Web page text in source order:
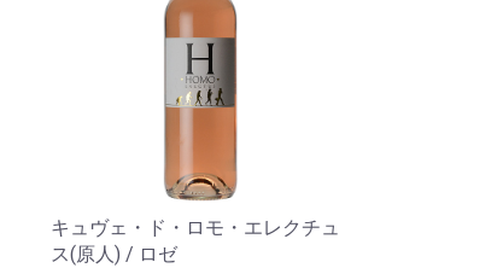
キュヴェ・ド・ロモ・エレクチュ
ス(原人) / ロゼ